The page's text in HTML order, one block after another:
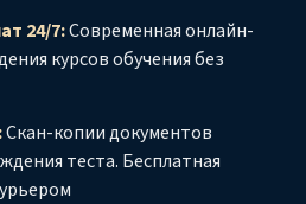
24/7:Современная онлайн-
курсов обучения без
Скан-копии документов
теста. Бесплатная